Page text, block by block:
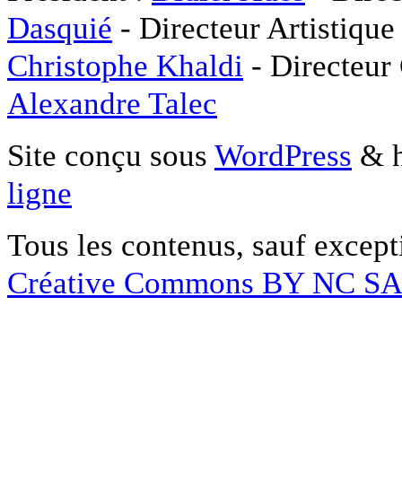
Dasquié - Directeur
Christophe Khaldi -
Alexandre Talec
Site conçu sous WordPress &
ligne
Tous les contenus, sauf
Créative Commons BY NC SA